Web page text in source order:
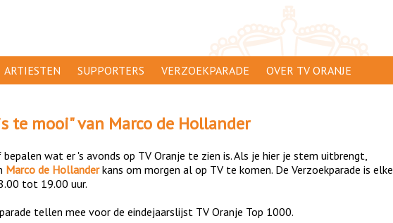
ARTIESTEN SUPPORTERS
AANMELDEN
VERZOEKPARADE OVER TV ORANJE
ADVERTEREN
PRIVACY
te mooi" van Marco de Hollander
wat er 's avonds op TV Oranje te zien is. Als je hier je stem uitbrengt,
Marco de Hollanderkans om morgen al op TV te komen. De Verzoekparade is elke
tot 19.00 uur.
tellen mee voor de eindejaarslijst TV Oranje Top 1000.